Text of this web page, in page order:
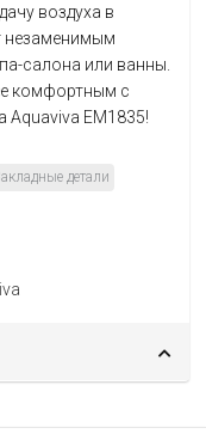
воздуха в
незаменимым
салона или ванны.
комфортным с
Aquaviva EM1835!
детали